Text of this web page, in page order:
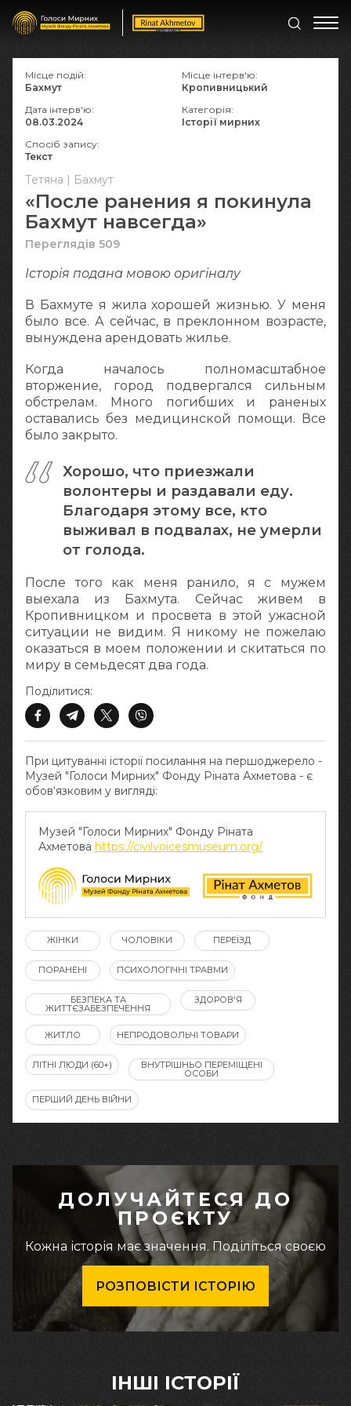
Тетяна | Бахмут
«После ранения я покинула
Бахмут навсегда»
Переглядів 509
Історія подана мовою оригіналy
В Бахмуте я жила хорошей жизнью. У меня
было все. А сейчас, в преклонном возрасте,
вынуждена арендовать жилье.
Когда началось полномасштабное
вторжение, город подвергался сильным
обстрелам. Много погибших и раненых
оставались без медицинской помощи. Все
было закрыто.
Хорошо, что приезжали
волонтеры и раздавали еду.
Благодаря этому все, кто
выживал в подвалах, не умерли
от голода.
После того как меня ранило, я с мужем
выехала из Бахмута. Сейчас живем в
Кропивницком и просвета в этой ужасной
ситуации не видим. Я никому не пожелаю
оказаться в моем положении и скитаться по
миру в семьдесят два года.
При цитуванні історії посилання на першоджерело -
Музей "Голоси Мирних" Фонду Ріната Ахметова - є
обов‘язковим у вигляді:
Музей "Голоси Мирних" Фонду Ріната
Ахметова https://civilvoicesmuseum.org/
Поділитися:
Місце подій:
Бахмут
Місце інтерв'ю:
Кропивницький
Дата інтерв'ю:
08.03.2024
Категорія:
Історії мирних
Спосіб запису:
Текст
ЖІНКИ ЧОЛОВІКИ ПЕРЕЇЗД
ПОРАНЕНІ ПСИХОЛОГІЧНІ ТРАВМИ
БЕЗПЕКА ТА
ЖИТТЄЗАБЕЗПЕЧЕННЯ
ЗДОРОВ'Я
ЖИТЛО НЕПРОДОВОЛЬЧІ ТОВАРИ
ЛІТНІ ЛЮДИ (60+) ВНУТРІШНЬО ПЕРЕМІЩЕНІ
ОСОБИ
ПЕРШИЙ ДЕНЬ ВІЙНИ
ДОЛУЧАЙТЕСЯ ДО
ПРОЄКТУ
Кожна історія має значення. Поділіться своєю
РОЗПОВІСТИ ІСТОРІЮ
ІНШІ ІСТОРІЇ